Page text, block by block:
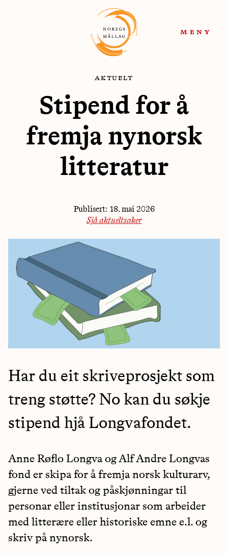
meny
aktuelt
Stipend for å
fremja nynorsk
litteratur
Publisert: 18. mai 2026
Sjå aktueltsaker
Har du eit skriveprosjekt som
treng støtte? No kan du søkje
stipend hjå Longvafondet.
Anne Røflo Longva og Alf Andre Longvas
fond er skipa for å fremja norsk kulturarv,
gjerne ved tiltak og påskjønningar til
personar eller institusjonar som arbeider
med litterære eller historiske emne e.l. og
skriv på nynorsk.